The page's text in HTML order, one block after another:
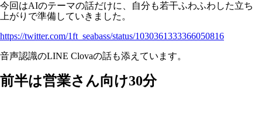
今回はAIのテーマの話だけに、自分も若干ふわふわした立ち
上がりで準備していきました。
https://twitter.com/1ft_seabass/status/1030361333366050816
音声認識のLINE Clovaの話も添えています。
前半は営業さん向け30分